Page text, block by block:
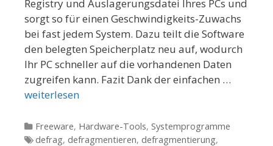
Registry und Auslagerungsdatei Ihres PCs und
sorgt so für einen Geschwindigkeits-Zuwachs
bei fast jedem System. Dazu teilt die Software
den belegten Speicherplatz neu auf, wodurch
Ihr PC schneller auf die vorhandenen Daten
zugreifen kann. Fazit Dank der einfachen …
weiterlesen
Kategorien
Freeware, Hardware-Tools, Systemprogramme
Tags
defrag, defragmentieren, defragmentierung,